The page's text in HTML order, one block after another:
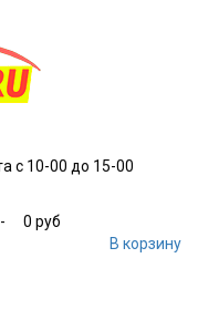
с 10-00 до 15-00
-
0 руб
В корзину